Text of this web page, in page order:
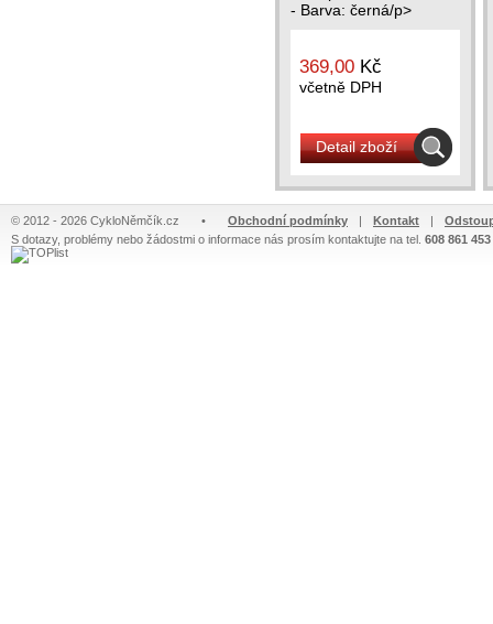
- Barva: černá/p>
369,00 Kč
včetně DPH
Detail zboží
© 2012 - 2026 CykloNěmčík.cz • Obchodní podmínky | Kontakt |
S dotazy, problémy nebo žádostmi o informace nás prosím kontaktujte na tel. 608 861 453